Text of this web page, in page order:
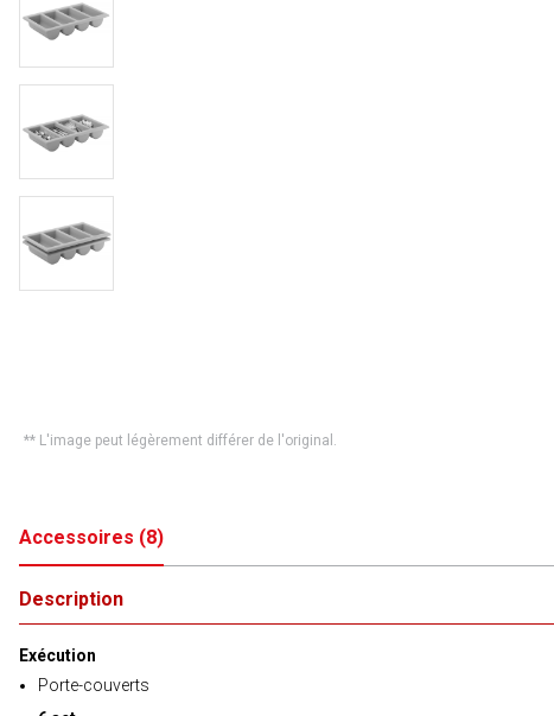
** L'image peut légèrement différer de l'original.
Accessoires (8)
Description
Exécution
Porte-couverts